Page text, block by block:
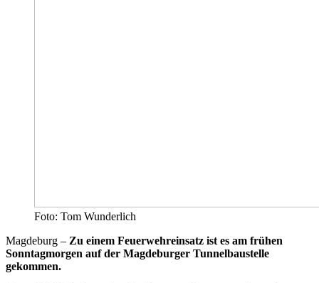
Foto: Tom Wunderlich
Magdeburg – Zu einem Feuerwehreinsatz ist es am frühen
Sonntagmorgen auf der Magdeburger Tunnelbaustelle
gekommen.